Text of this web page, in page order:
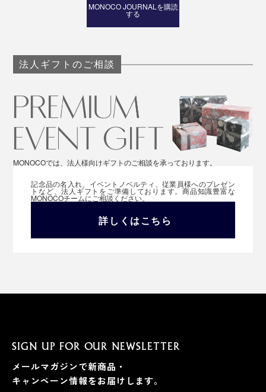
MONOCO JOURNALを購読
する
法人ギフトのご相談
MONOCOでは、法人様向けギフトのご相談を承っております。
記念品の名入れ、イベントノベルティ、従業員様へのプレゼン
トなど、法人ギフトをご準備しております。商品知識豊富な
MONOCOチームにご相談ください。
詳しくはこちら
SIGN UP FOR OUR NEWSLETTER
メールマガジンで新商品・
キャンペーン情報をお届けします。